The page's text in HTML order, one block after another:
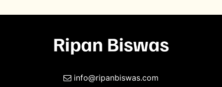
info@ripanbiswas.com